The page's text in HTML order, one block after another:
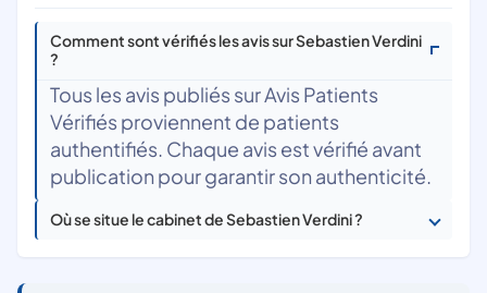
Comment sont vérifiés les avis sur Sebastien Verdini
?
Tous les avis publiés sur Avis Patients
Vérifiés proviennent de patients
authentifiés. Chaque avis est vérifié avant
publication pour garantir son authenticité.
Où se situe le cabinet de Sebastien Verdini ?